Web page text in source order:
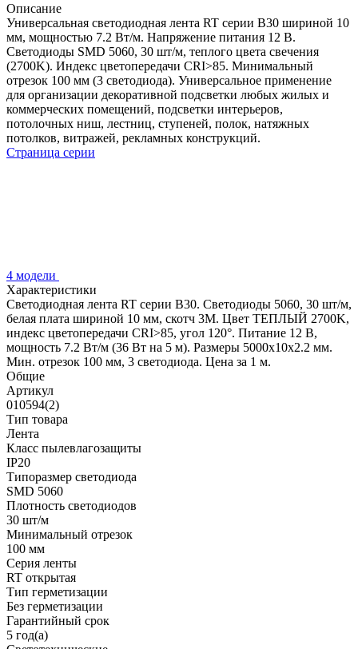
Описание
Универсальная светодиодная лента RT серии B30 шириной 10
мм, мощностью 7.2 Вт/м. Напряжение питания 12 В.
Светодиоды SMD 5060, 30 шт/м, теплого цвета свечения
(2700K). Индекс цветопередачи CRI>85. Минимальный
отрезок 100 мм (3 светодиода). Универсальное применение
для организации декоративной подсветки любых жилых и
коммерческих помещений, подсветки интерьеров,
потолочных ниш, лестниц, ступеней, полок, натяжных
потолков, витражей, рекламных конструкций.
Страница серии
4 модели
Характеристики
Светодиодная лента RT серии B30. Светодиоды 5060, 30 шт/м,
белая плата шириной 10 мм, скотч 3M. Цвет ТЕПЛЫЙ 2700K,
индекс цветопередачи CRI>85, угол 120°. Питание 12 В,
мощность 7.2 Вт/м (36 Вт на 5 м). Размеры 5000x10x2.2 мм.
Мин. отрезок 100 мм, 3 светодиода. Цена за 1 м.
Общие
Артикул
010594(2)
Тип товара
Лента
Класс пылевлагозащиты
IP20
Типоразмер светодиода
SMD 5060
Плотность светодиодов
30 шт/м
Минимальный отрезок
100 мм
Серия ленты
RT открытая
Тип герметизации
Без герметизации
Гарантийный срок
5 год(а)